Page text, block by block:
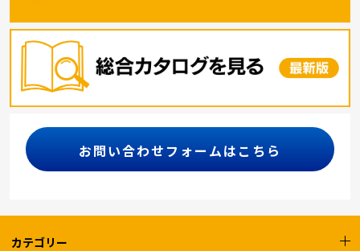
お問い合わせフォームはこちら
カテゴリー